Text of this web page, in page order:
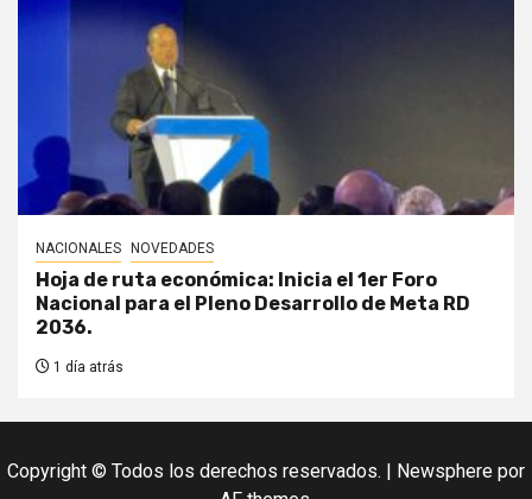
NACIONALES NOVEDADES
Hoja de ruta económica: Inicia el 1er Foro
Nacional para el Pleno Desarrollo de Meta RD
2036.
1 día atrás
Copyright © Todos los derechos reservados. | Newsphere por